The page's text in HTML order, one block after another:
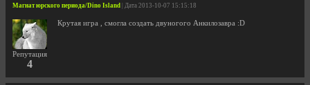
Магнат юрского периода/Dino Island | Дата 2013-10-07 15:15:18
Репутация
4
Крутая игра , смогла создать двуногого Анкилозавра :D